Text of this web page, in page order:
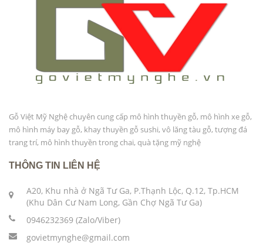
Gỗ Việt Mỹ Nghệ chuyên cung cấp mô hình thuyền gỗ, mô hình xe gỗ,
mô hình máy bay gỗ, khay thuyền gỗ sushi, vô lăng tàu gỗ, tượng đá
trang trí, mô hình thuyền trong chai, quà tặng mỹ nghệ
THÔNG TIN LIÊN HỆ
A20, Khu nhà ở Ngã Tư Ga, P.Thạnh Lộc, Q.12, Tp.HCM
(Khu Dân Cư Nam Long, Gần Chợ Ngã Tư Ga)
0946232369 (Zalo/Viber)
govietmynghe@gmail.com